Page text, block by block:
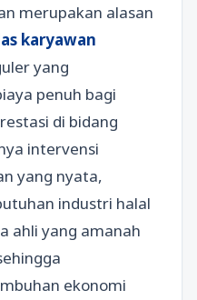
merupakan alasan
karyawan
yang
penuh bagi
di bidang
intervensi
yang nyata,
industri halal
ahli yang amanah
ekonomi